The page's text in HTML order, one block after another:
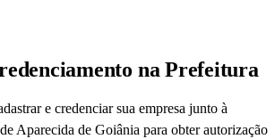
na Prefeitura
e credenciar sua empresa junto à
Aparecida de Goiânia para obter autorização